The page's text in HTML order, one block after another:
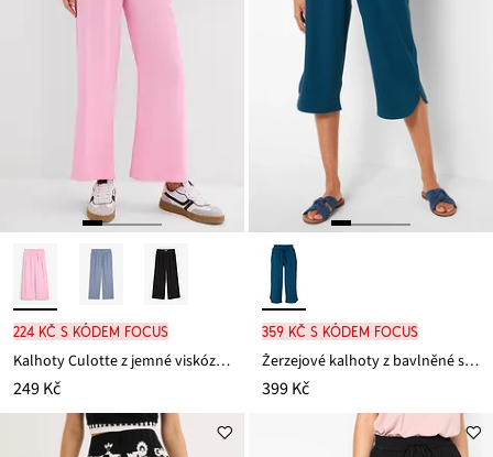
224 Kč s kódem FOCUS
Kalhoty Culotte z jemné viskózové směsi
249 Kč
359 Kč s kódem FOCUS
Žerzejové kalhoty z bavlněné směsi
399 Kč